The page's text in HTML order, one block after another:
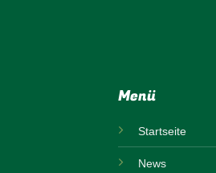
Menü
Startseite
News